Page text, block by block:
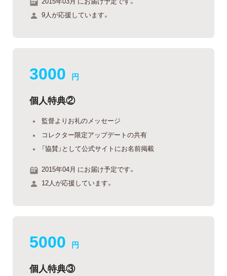
9人が応援しています。
3000 円
個人特典②
監督よりお礼のメッセージ
コレクター限定アップデートの共有
「協賛」として公式サイトにお名前掲載
2015年04月 にお届け予定です。
12人が応援しています。
5000 円
個人特典③